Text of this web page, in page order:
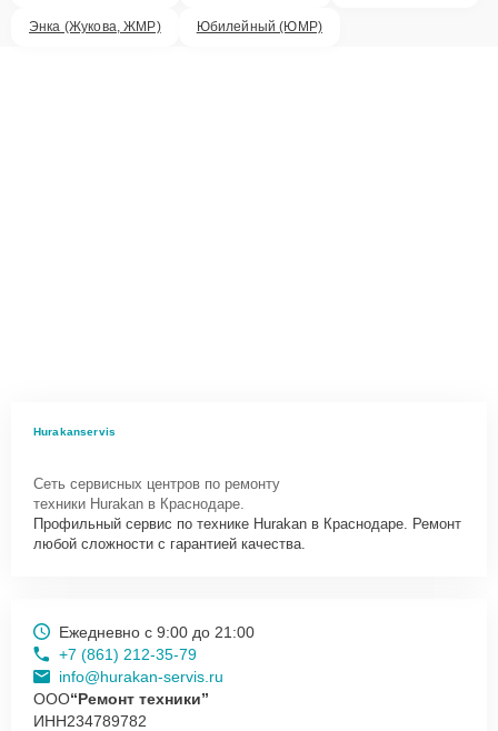
Энка (Жукова, ЖМР) Юбилейный (ЮМР)
Hurakanservis
Сеть сервисных центров по ремонту
техники Hurakan в Краснодаре.
Профильный сервис по технике Hurakan в Краснодаре. Ремонт
любой сложности с гарантией качества.
Ежедневно с 9:00 до 21:00
+7 (861) 212-35-79
info@hurakan-servis.ru
ООО“Ремонт техники”
ИНН234789782